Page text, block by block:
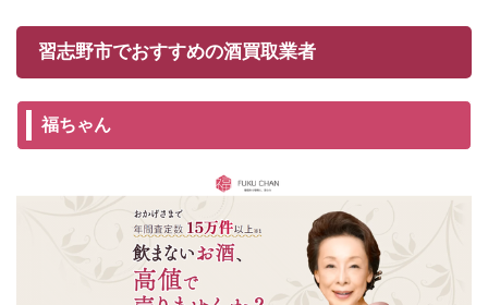
習志野市でおすすめの酒買取業者
福ちゃん